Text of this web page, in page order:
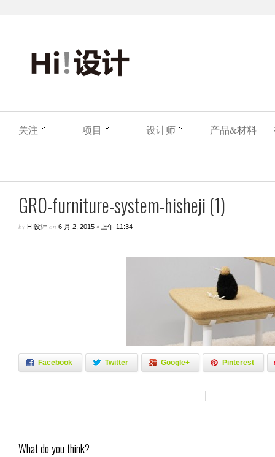
关注 项目 设计师 产品&材料
GRO-furniture-system-hisheji (1)
by HI设计 on 6 月 2, 2015 • 上午 11:34
Facebook Twitter Google+ Pinterest
What do you think?